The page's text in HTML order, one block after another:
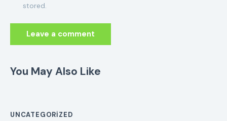
stored.
You May Also Like
UNCATEGORIZED